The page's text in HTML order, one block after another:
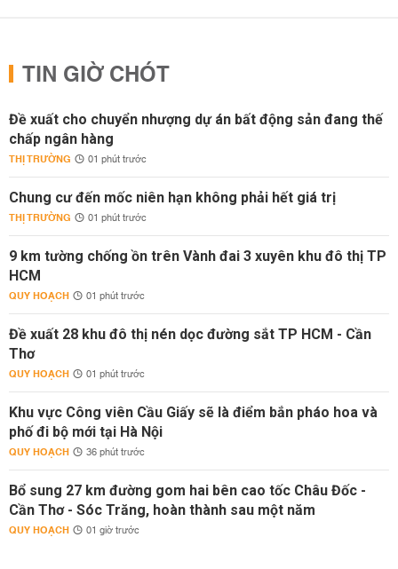
TIN GIỜ CHÓT
Đề xuất cho chuyển nhượng dự án bất động sản đang thế
chấp ngân hàng
THỊ TRƯỜNG 01 phút trước
Chung cư đến mốc niên hạn không phải hết giá trị
THỊ TRƯỜNG 01 phút trước
9 km tường chống ồn trên Vành đai 3 xuyên khu đô thị TP
HCM
QUY HOẠCH 01 phút trước
Đề xuất 28 khu đô thị nén dọc đường sắt TP HCM - Cần
Thơ
QUY HOẠCH 01 phút trước
Khu vực Công viên Cầu Giấy sẽ là điểm bắn pháo hoa và
phố đi bộ mới tại Hà Nội
QUY HOẠCH 36 phút trước
Bổ sung 27 km đường gom hai bên cao tốc Châu Đốc -
Cần Thơ - Sóc Trăng, hoàn thành sau một năm
QUY HOẠCH 01 giờ trước